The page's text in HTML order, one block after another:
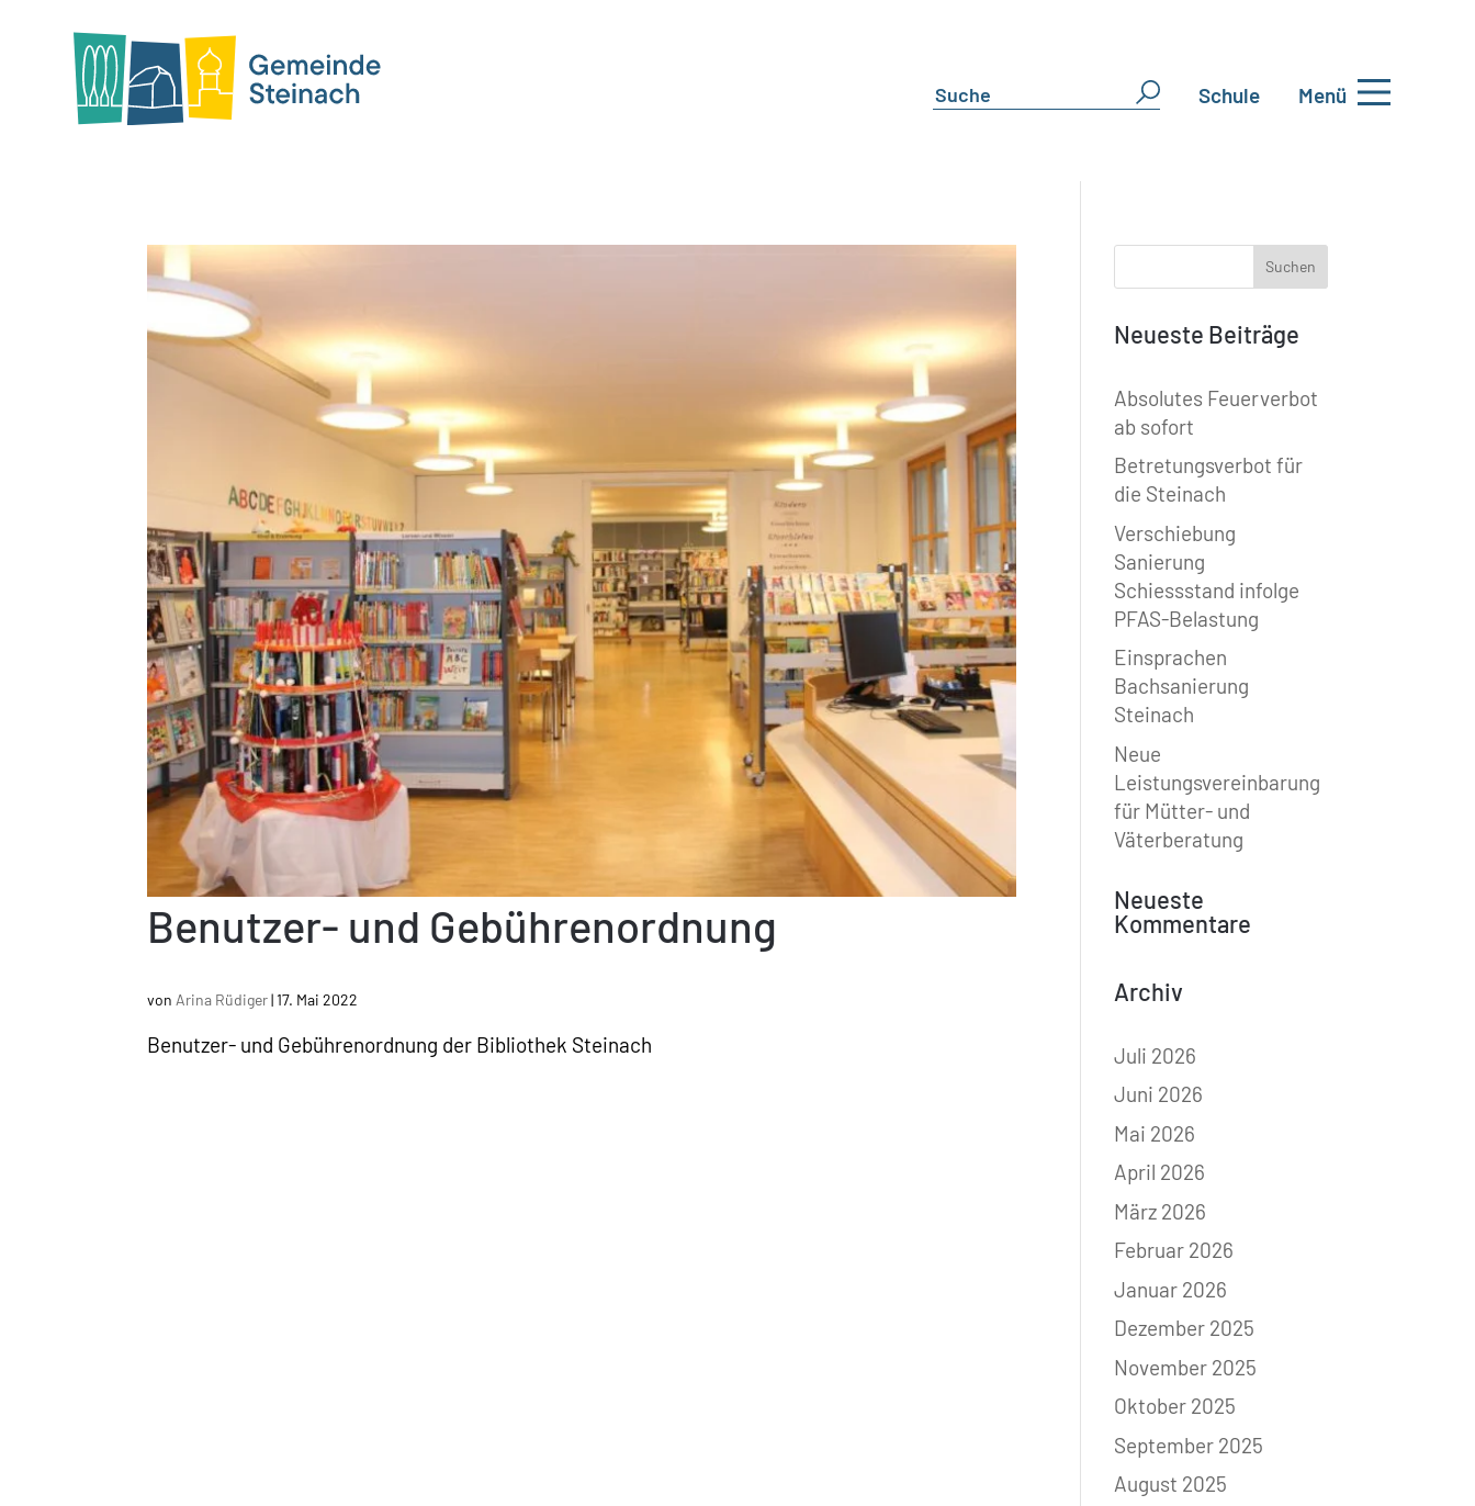
Schule Menü
Benutzer- und Gebührenordnung
von Arina Rüdiger|17. Mai 2022
Benutzer- und Gebührenordnung der Bibliothek Steinach
Neueste Beiträge
Absolutes Feuerverbot
ab sofort
Betretungsverbot für
die Steinach
Verschiebung
Sanierung
Schiessstand infolge
PFAS-Belastung
Einsprachen
Bachsanierung
Steinach
Neue
Leistungsvereinbarung
für Mütter- und
Väterberatung
Neueste
Kommentare
Archiv
Juli 2026
Juni 2026
Mai 2026
April 2026
März 2026
Februar 2026
Januar 2026
Dezember 2025
November 2025
Oktober 2025
September 2025
August 2025